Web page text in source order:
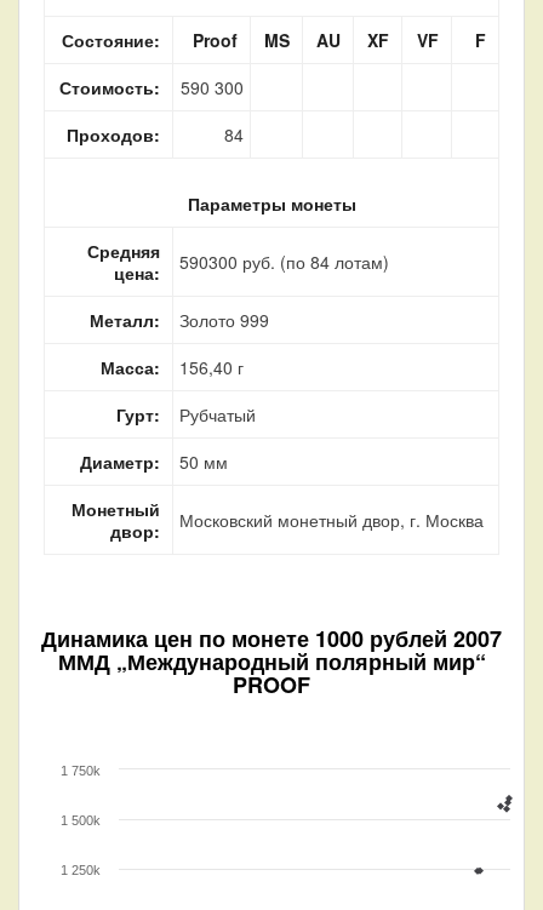
Состояние:
Proof MS AU XF VF
F
Стоимость:
590 300
Проходов:
84
Параметры монеты
Средняя
цена:
590300 руб. (по 84 лотам)
Металл:
Золото 999
Масса:
156,40 г
Гурт:
Рубчатый
Диаметр:
50 мм
Монетный
двор:
Московский монетный двор, г. Москва
Динамика цен по монете 1000 рублей 2007
ММД „Международный полярный мир“
PROOF
1 250k
1 500k
1 750k